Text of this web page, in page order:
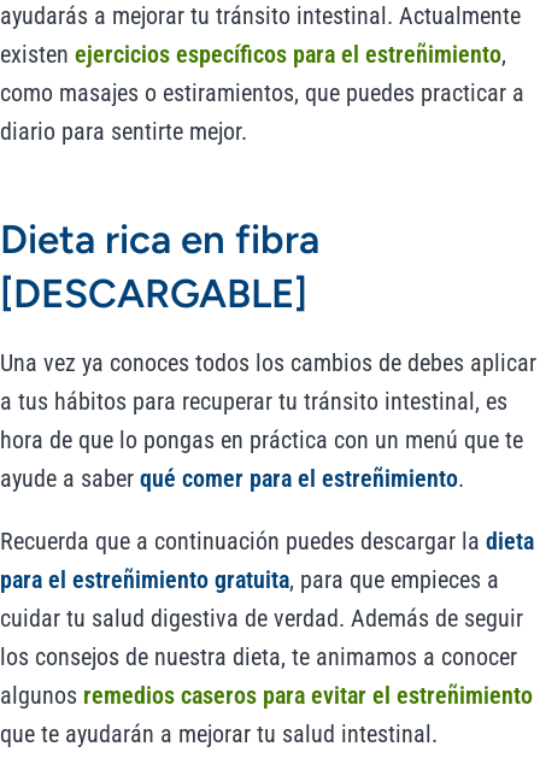
ayudarás a mejorar tu tránsito intestinal. Actualmente
existen ejercicios específicos para el estreñimiento,
como masajes o estiramientos, que puedes practicar a
diario para sentirte mejor.
Dieta rica en fibra
[DESCARGABLE]
Una vez ya conoces todos los cambios de debes aplicar
a tus hábitos para recuperar tu tránsito intestinal, es
hora de que lo pongas en práctica con un menú que te
ayude a saber qué comer para el estreñimiento.
Recuerda que a continuación puedes descargar la dieta
para el estreñimiento gratuita, para que empieces a
cuidar tu salud digestiva de verdad. Además de seguir
los consejos de nuestra dieta, te animamos a conocer
algunos remedios caseros para evitar el estreñimiento
que te ayudarán a mejorar tu salud intestinal.